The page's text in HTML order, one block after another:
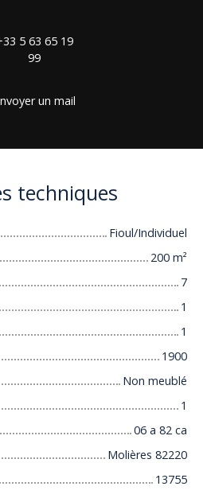
5 63 65 19
99
un mail
techniques
Fioul/Individuel
200 m²
7
1
1
1900
Non meublé
1
06 a 82 ca
Molières 82220
13755